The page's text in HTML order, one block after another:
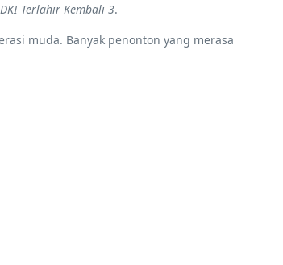
Terlahir Kembali 3.
muda. Banyak penonton yang merasa